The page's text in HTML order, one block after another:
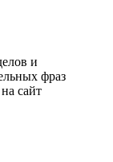
и
фраз
сайт